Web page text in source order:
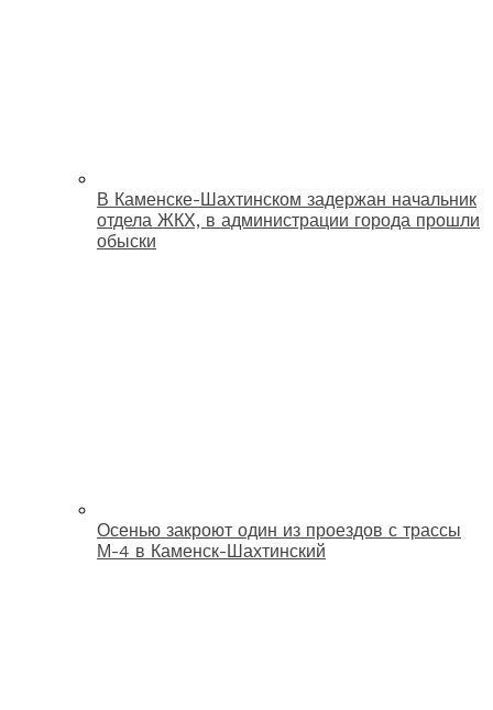
В Каменске-Шахтинском задержан начальник
отдела ЖКХ, в администрации города прошли
обыски
Осенью закроют один из проездов с трассы
М-4 в Каменск-Шахтинский